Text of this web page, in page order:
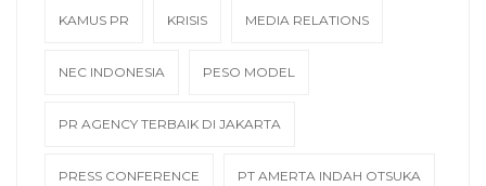
KAMUS PR KRISIS MEDIA RELATIONS
NEC INDONESIA PESO MODEL
PR AGENCY TERBAIK DI JAKARTA
PRESS CONFERENCE PT AMERTA INDAH OTSUKA